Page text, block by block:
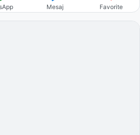
Mesaj Favorite